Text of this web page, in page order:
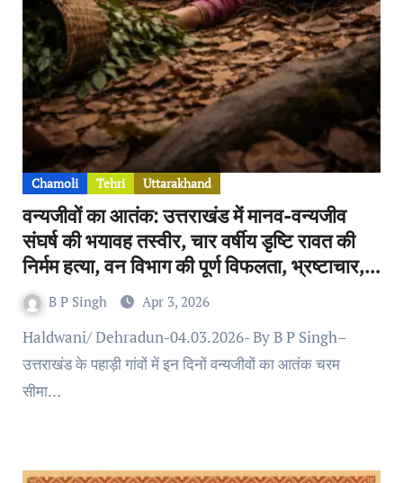
Chamoli Tehri Uttarakhand
वन्यजीवों का आतंक: उत्तराखंड में मानव-वन्यजीव
संघर्ष की भयावह तस्वीर, चार वर्षीय डृष्टि रावत की
निर्मम हत्या, वन विभाग की पूर्ण विफलता, भ्रष्टाचार,
अंदरूनी कलह और सुप्रीम कोर्ट की फटकार
B P Singh Apr 3, 2026
Haldwani/ Dehradun-04.03.2026- By B P Singh–
उत्तराखंड के पहाड़ी गांवों में इन दिनों वन्यजीवों का आतंक चरम
सीमा…